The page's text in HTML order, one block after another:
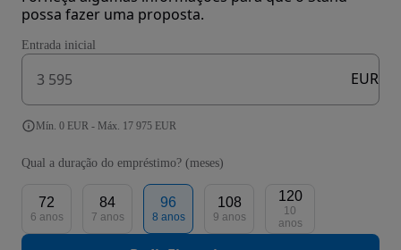
possa fazer uma proposta.
Entrada inicial
EUR
Mín. 0 EUR - Máx. 17 975 EUR
Qual a duração do empréstimo? (meses)
72
6 anos
84
7 anos
96
8 anos
108
9 anos
120
10
anos